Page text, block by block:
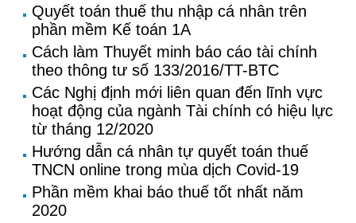
Quyết toán thuế thu nhập cá nhân trên
phần mềm Kế toán 1A
Cách làm Thuyết minh báo cáo tài chính
theo thông tư số 133/2016/TT-BTC
Các Nghị định mới liên quan đến lĩnh vực
hoạt động của ngành Tài chính có hiệu lực
từ tháng 12/2020
Hướng dẫn cá nhân tự quyết toán thuế
TNCN online trong mùa dịch Covid-19
Phần mềm khai báo thuế tốt nhất năm
2020